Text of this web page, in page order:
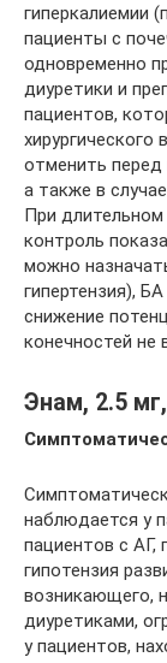
гиперкалиемии
пациенты с
одновременно
диуретики и
пациентов,
отменить
а также в
При длительном
контроль
можно
гипертензия),
снижение
конечностей не
Энам, 2.5
наблюдается у
пациентов с АГ,
гипотензия
возникающего,
диуретиками,
у пациентов,